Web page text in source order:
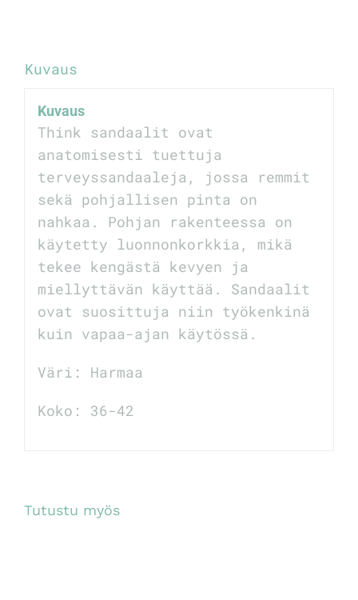
Kuvaus
Kuvaus
Think sandaalit ovat
anatomisesti tuettuja
terveyssandaaleja, jossa remmit
sekä pohjallisen pinta on
nahkaa. Pohjan rakenteessa on
käytetty luonnonkorkkia, mikä
tekee kengästä kevyen ja
miellyttävän käyttää. Sandaalit
ovat suosittuja niin työkenkinä
kuin vapaa-ajan käytössä.
Väri: Harmaa
Koko: 36-42
Tutustu myös